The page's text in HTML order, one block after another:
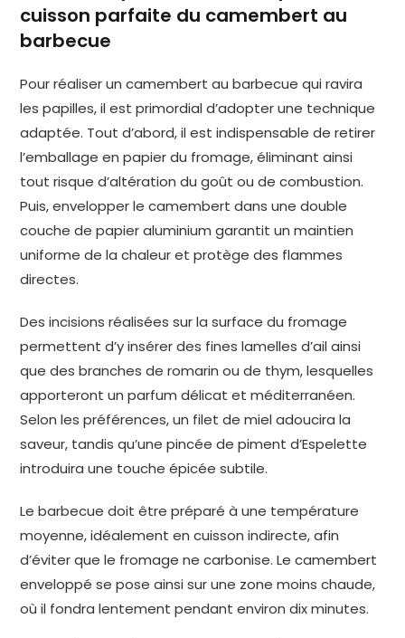
cuisson parfaite du camembert au
barbecue
Pour réaliser un camembert au barbecue qui ravira
les papilles, il est primordial d’adopter une technique
adaptée. Tout d’abord, il est indispensable de retirer
l’emballage en papier du fromage, éliminant ainsi
tout risque d’altération du goût ou de combustion.
Puis, envelopper le camembert dans une double
couche de papier aluminium garantit un maintien
uniforme de la chaleur et protège des flammes
directes.
Des incisions réalisées sur la surface du fromage
permettent d’y insérer des fines lamelles d’ail ainsi
que des branches de romarin ou de thym, lesquelles
apporteront un parfum délicat et méditerranéen.
Selon les préférences, un filet de miel adoucira la
saveur, tandis qu’une pincée de piment d’Espelette
introduira une touche épicée subtile.
Le barbecue doit être préparé à une température
moyenne, idéalement en cuisson indirecte, afin
d’éviter que le fromage ne carbonise. Le camembert
enveloppé se pose ainsi sur une zone moins chaude,
où il fondra lentement pendant environ dix minutes.